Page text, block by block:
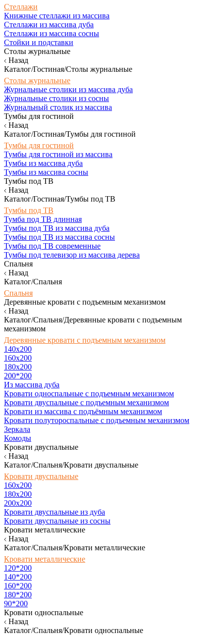
Стеллажи
Книжные стеллажи из массива
Стеллажи из массива дуба
Стеллажи из массива сосны
Стойки и подставки
Столы журнальные
Назад
Каталог/Гостиная/Столы журнальные
Столы журнальные
Журнальные столики из массива дуба
Журнальные столики из сосны
Журнальный столик из массива
Тумбы для гостиной
Назад
Каталог/Гостиная/Тумбы для гостиной
Тумбы для гостиной
Тумбы для гостиной из массива
Тумбы из массива дуба
Тумбы из массива сосны
Тумбы под ТВ
Назад
Каталог/Гостиная/Тумбы под ТВ
Тумбы под ТВ
Тумба под ТВ длинная
Тумбы под ТВ из массива дуба
Тумбы под ТВ из массива сосны
Тумбы под ТВ современные
Тумбы под телевизор из массива дерева
Спальня
Назад
Каталог/Спальня
Спальня
Деревянные кровати с подъемным механизмом
Назад
Каталог/Спальня/Деревянные кровати с подъемным
механизмом
Деревянные кровати с подъемным механизмом
140x200
160х200
180х200
200*200
Из массива дуба
Кровати односпальные с подъемным механизмом
Кровати двуспальные с подъемным механизмом
Кровати из массива с подъёмным механизмом
Кровати полутороспальные с подъемным механизмом
Зеркала
Комоды
Кровати двуспальные
Назад
Каталог/Спальня/Кровати двуспальные
Кровати двуспальные
160х200
180x200
200x200
Кровати двуспальные из дуба
Кровати двуспальные из сосны
Кровати металлические
Назад
Каталог/Спальня/Кровати металлические
Кровати металлические
120*200
140*200
160*200
180*200
90*200
Кровати односпальные
Назад
Каталог/Спальня/Кровати односпальные